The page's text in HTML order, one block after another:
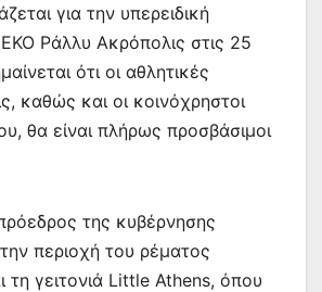
για την υπερειδική
Ράλλυ Ακρόπολις στις 25
ότι οι αθλητικές
καθώς και οι κοινόχρηστοι
θα είναι πλήρως προσβάσιμοι
της κυβέρνησης
περιοχή του ρέματος
γειτονιά Little Athens, όπου